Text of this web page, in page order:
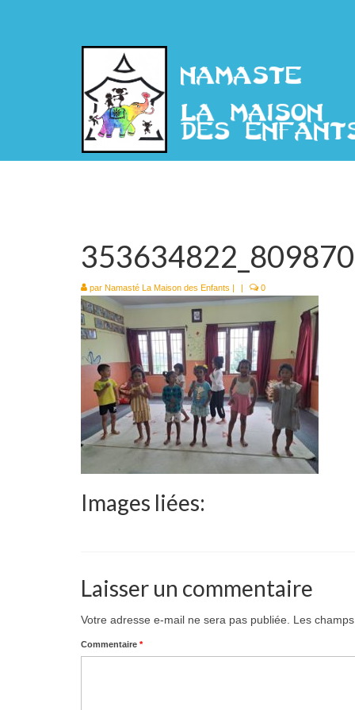
par Namasté La Maison des Enfants | | 0
Images liées:
Laisser un commentaire
Votre adresse e-mail ne sera pas publiée. Les
Commentaire *